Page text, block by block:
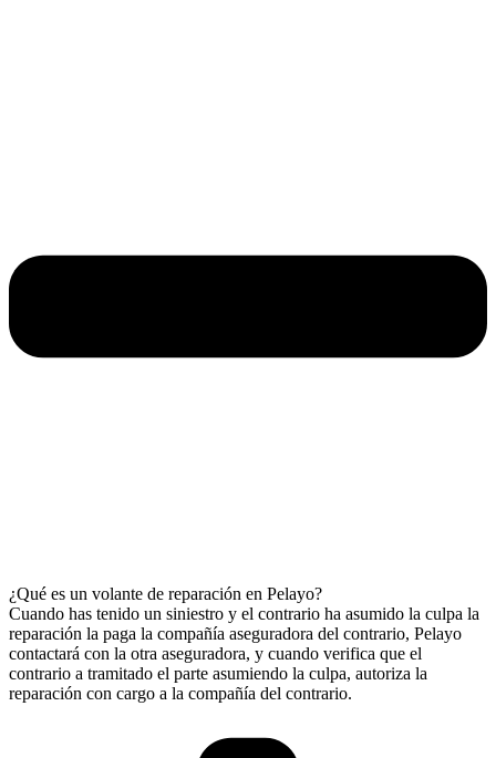
¿Qué es un volante de reparación en Pelayo?
Cuando has tenido un siniestro y el contrario ha asumido la culpa la
reparación la paga la compañía aseguradora del contrario, Pelayo
contactará con la otra aseguradora, y cuando verifica que el
contrario a tramitado el parte asumiendo la culpa, autoriza la
reparación con cargo a la compañía del contrario.